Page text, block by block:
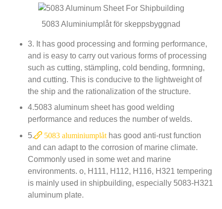
5083 Aluminiumplåt för skeppsbyggnad
3. It has good processing and forming performance,
and is easy to carry out various forms of processing
such as cutting, stämpling, cold bending, formning,
and cutting. This is conducive to the lightweight of
the ship and the rationalization of the structure.
4.5083 aluminum sheet has good welding
performance and reduces the number of welds.
5.
5083 aluminiumplåt has good anti-rust function
and can adapt to the corrosion of marine climate.
Commonly used in some wet and marine
environments. o, H111, H112, H116, H321 tempering
is mainly used in shipbuilding, especially 5083-H321
aluminum plate.